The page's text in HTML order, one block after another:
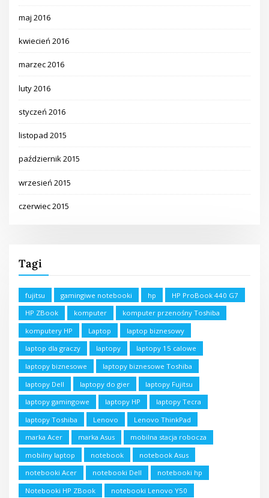
maj 2016
kwiecień 2016
marzec 2016
luty 2016
styczeń 2016
listopad 2015
październik 2015
wrzesień 2015
czerwiec 2015
Tagi
fujitsu gamingiwe notebooki hp
HP ProBook 440 G7
HP ZBook
komputer
komputer przenośny Toshiba
komputery HP
Laptop
laptop biznesowy
laptop dla graczy
laptopy
laptopy 15 calowe
laptopy biznesowe
laptopy biznesowe Toshiba
laptopy Dell
laptopy do gier
laptopy Fujitsu
laptopy gamingowe
laptopy HP
laptopy Tecra
laptopy Toshiba
Lenovo
Lenovo ThinkPad
marka Acer
marka Asus
mobilna stacja robocza
mobilny laptop
notebook
notebook Asus
notebooki Acer
notebooki Dell
notebooki hp
Notebooki HP ZBook
notebooki Lenovo Y50